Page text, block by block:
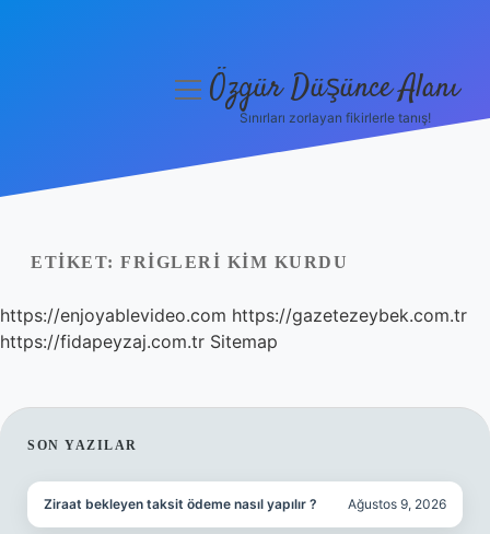
Yasal Uyarı
Hakkımızda
menüyüÖzgür Düşünce Alanı
Sınırları zorlayan fikirlerle tanış!
ETIKET: FRIGLERI KIM KURDU
https://enjoyablevideo.com https://gazetezeybek.com.tr
https://fidapeyzaj.com.tr Sitemap
SIDEBAR
SON YAZILAR
Ziraat bekleyen taksit ödeme nasıl yapılır ? Ağustos 9, 2026